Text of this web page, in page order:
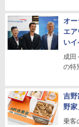
オー
エ
い
成田
の特
吉
野
乗客